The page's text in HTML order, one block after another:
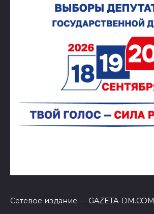
Сетевое издание — GAZETA-DM.COM